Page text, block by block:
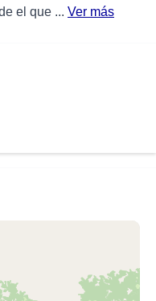
el que ... Ver más